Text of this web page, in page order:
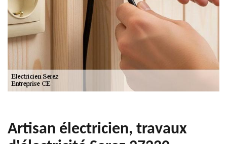
Artisan électricien, travaux